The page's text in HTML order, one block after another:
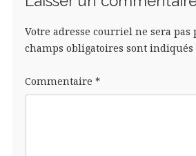
Votre adresse courriel ne sera pas
champs obligatoires sont indiqués
Commentaire *